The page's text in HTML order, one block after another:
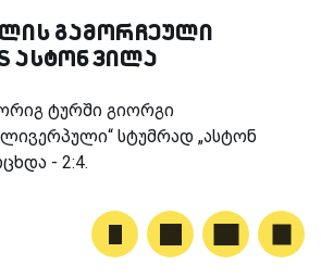
გამორჩეული
ასტონ ვილა
ტურში გიორგი
სტუმრად „ასტონ
- 2:4.